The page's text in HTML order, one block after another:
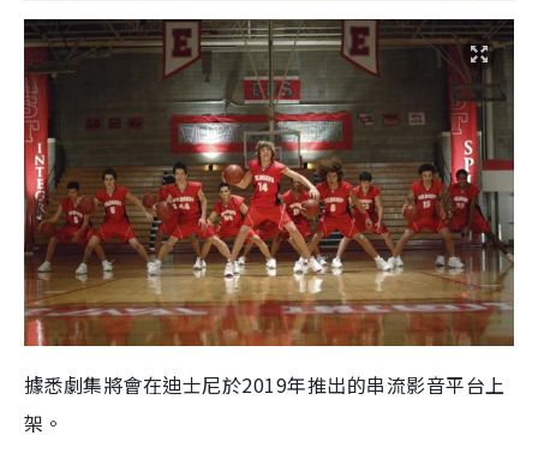
據悉劇集將會在迪士尼於2019年推出的串流影音平台上
架。